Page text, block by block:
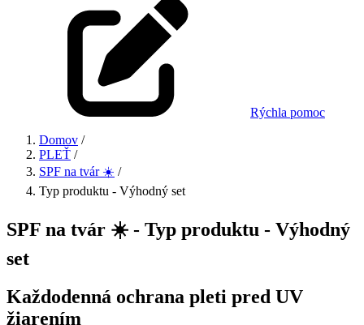
Rýchla pomoc
Domov /
PLEŤ /
SPF na tvár ☀️ /
Typ produktu - Výhodný set
SPF na tvár ☀️ - Typ produktu - Výhodný
set
Každodenná ochrana pleti pred UV
žiarením